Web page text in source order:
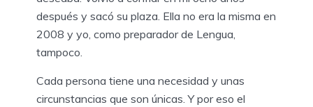
después y sacó su plaza. Ella no era la misma en
2008 y yo, como preparador de Lengua,
tampoco.
Cada persona tiene una necesidad y unas
circunstancias que son únicas. Y por eso el